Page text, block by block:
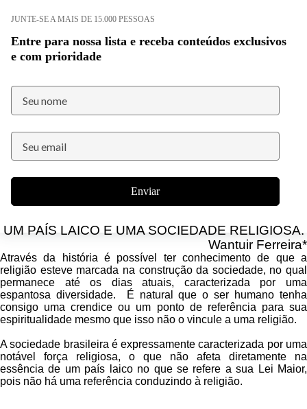
JUNTE-SE A MAIS DE 15.000 PESSOAS
Entre para nossa lista e receba conteúdos exclusivos
e com prioridade
Enviar
UM PAÍS LAICO E UMA SOCIEDADE RELIGIOSA.
Wantuir Ferreira*
Através da história é possível ter conhecimento de que a
religião esteve marcada na construção da sociedade, no qual
permanece até os dias atuais, caracterizada por uma
espantosa diversidade. É natural que o ser humano tenha
consigo uma crendice ou um ponto de referência para sua
espiritualidade mesmo que isso não o vincule a uma religião.
A sociedade brasileira é expressamente caracterizada por uma
notável força religiosa, o que não afeta diretamente na
essência de um país laico no que se refere a sua Lei Maior,
pois não há uma referência conduzindo à religião.